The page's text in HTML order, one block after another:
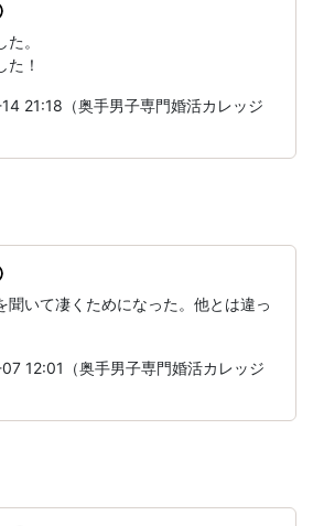
。
た！
21:18（奥手男子専門婚活カレッジ
聞いて凄くためになった。他とは違っ
12:01（奥手男子専門婚活カレッジ